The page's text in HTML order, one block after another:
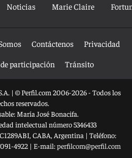
Noticias Marie Claire
Contáctenos
Privacidad
de participación Tránsito
| © Perfil.com 2006-2026 - Todos los
reservados.
María José Bonacifa.
intelectual número 5346433
C1289ABI, CABA, Argentina | Teléfono:
4922| E-mail:perfilcom@perfil.com